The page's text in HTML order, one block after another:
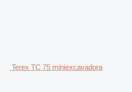
Terex TC 75 miniexcavadora